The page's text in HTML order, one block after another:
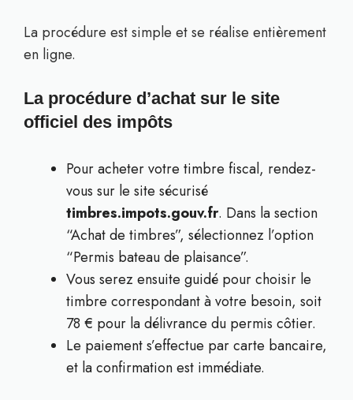
La procédure est simple et se réalise entièrement
en ligne.
La procédure d’achat sur le site
officiel des impôts
Pour acheter votre timbre fiscal, rendez-
vous sur le site sécurisé
timbres.impots.gouv.fr. Dans la section
“Achat de timbres”, sélectionnez l’option
“Permis bateau de plaisance”.
Vous serez ensuite guidé pour choisir le
timbre correspondant à votre besoin, soit
78 € pour la délivrance du permis côtier.
Le paiement s’effectue par carte bancaire,
et la confirmation est immédiate.